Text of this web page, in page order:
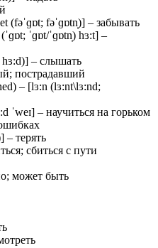
(fəˈɡɒt; fəˈɡɒtn̩)] – забывать
ˈɡɒt/ˈɡɒtn̩) hɜ:t] –
hɜ:d)] – слышать
пострадавший
– [lɜ:n (lɜ:nt\lɜ:nd;
ˈweɪ] – научиться на горьком
– терять
сбиться с пути
может быть